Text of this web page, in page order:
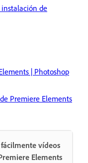
instalación de
| Photoshop
Premiere Elements
vídeos
Elements